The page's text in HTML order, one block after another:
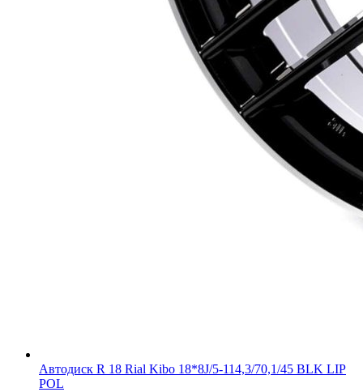
Автодиск R 18 Rial Kibo 18*8J/5-114,3/70,1/45 BLK LIP
POL